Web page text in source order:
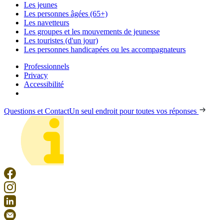
Les jeunes
Les personnes âgées (65+)
Les navetteurs
Les groupes et les mouvements de jeunesse
Les touristes (d'un jour)
Les personnes handicapées ou les accompagnateurs
Professionnels
Privacy
Accessibilité
Questions et ContactUn seul endroit pour toutes vos réponses